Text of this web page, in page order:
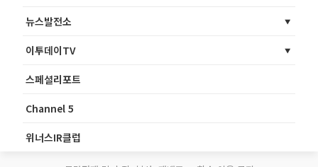
뉴스발전소
이투데이TV
스페셜리포트
Channel 5
위너스IR클럽